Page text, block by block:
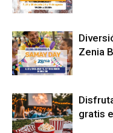
Zenia
gratis